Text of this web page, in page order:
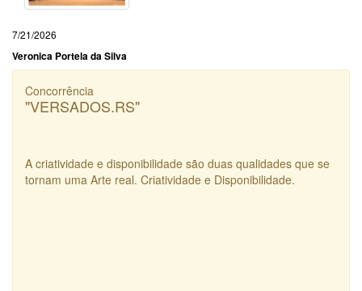
7/21/2026
Veronica Portela da Silva
Concorrência
"VERSADOS.RS"
A criatividade e disponibilidade são duas qualidades que se
tornam uma Arte real. Criatividade e Disponibilidade.